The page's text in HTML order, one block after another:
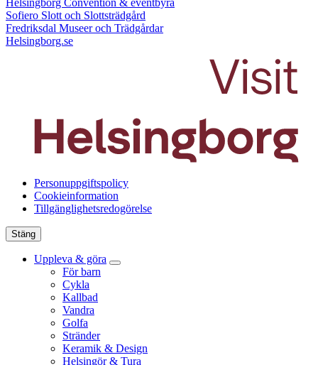
Helsingborg Convention & eventbyrå
Sofiero Slott och Slottsträdgård
Fredriksdal Museer och Trädgårdar
Helsingborg.se
Personuppgiftspolicy
Cookieinformation
Tillgänglighetsredogörelse
Stäng
Uppleva & göra
För barn
Cykla
Kallbad
Vandra
Golfa
Stränder
Keramik & Design
Helsingör & Tura